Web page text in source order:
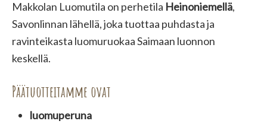
Makkolan Luomutila on perhetila Heinoniemellä,
Savonlinnan lähellä, joka tuottaa puhdasta ja
ravinteikasta luomuruokaa Saimaan luonnon
keskellä.
Päätuotteitamme ovat
luomuperuna